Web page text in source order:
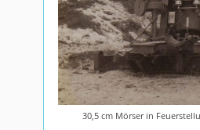
30,5 cm Mörser in